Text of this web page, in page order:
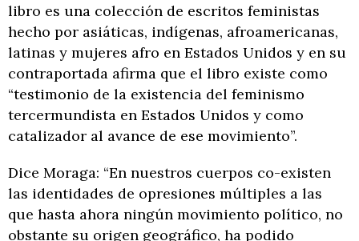
libro es una colección de escritos feministas
hecho por asiáticas, indígenas, afroamericanas,
latinas y mujeres afro en Estados Unidos y en su
contraportada afirma que el libro existe como
“testimonio de la existencia del feminismo
tercermundista en Estados Unidos y como
catalizador al avance de ese movimiento”.
Dice Moraga: “En nuestros cuerpos co-existen
las identidades de opresiones múltiples a las
que hasta ahora ningún movimiento político, no
obstante su origen geográfico, ha podido